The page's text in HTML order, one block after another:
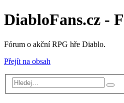
DiabloFans.cz -
Fórum o akční RPG hře Diablo.
Přejít na obsah